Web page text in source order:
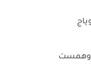
وهمست